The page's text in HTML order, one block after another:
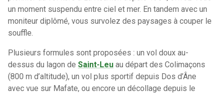
un moment suspendu entre ciel et mer. En tandem avec un
moniteur diplômé, vous survolez des paysages à couper le
souffle.
Plusieurs formules sont proposées : un vol doux au-
dessus du lagon de Saint-Leu au départ des Colimaçons
(800 m d’altitude), un vol plus sportif depuis Dos d’Âne
avec vue sur Mafate, ou encore un décollage depuis le